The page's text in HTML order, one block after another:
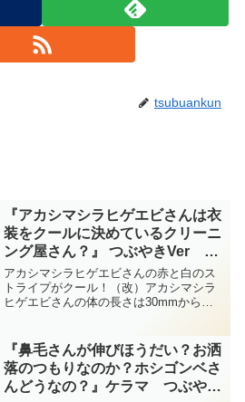
tsubuankun
『アカシマシラヒゲエビさんは衣
装をクールに決めているクリーニ
ング屋さん？』 つぶやきVer ケ
ラマ ダイビング‐フォト‐
tsubuankun
アカシマシラヒゲエビさんの赤と白のス
トライプがクール！（改）アカシマシラ
ヒゲエビさんの体の長さは30mmから
色をしています・・・背中の中央部分と
第3脚及び長いヒゲが白...
『鼻毛さんが伸びほうだい？お洒
落のつもりなのか？ホシゴンベさ
んどうなの？』ケラマ つぶやき